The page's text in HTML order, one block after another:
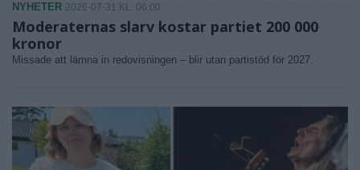
NYHETER 2026-07-31 KL. 06:00
Moderaternas slarv kostar partiet 200 000
kronor
Missade att lämna in redovisningen – blir utan partistöd för 2027.